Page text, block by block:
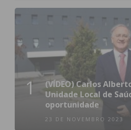
1
(VÍDEO) Carlos
Unidade Local de
oportunidade
23 DE NOVEMBRO 2023